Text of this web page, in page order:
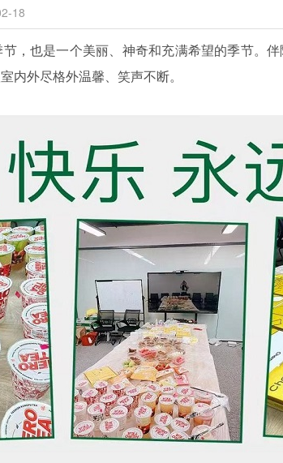
18
也是一个美丽、神奇和充满希望的季节。伴
内外尽格外温馨、笑声不断。